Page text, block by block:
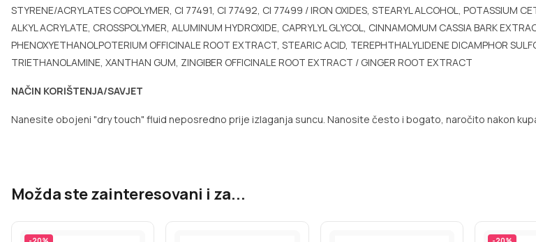
STYRENE/ACRYLATES COPOLYMER, CI 77491, CI 77492, CI 77499 / IRON OXIDES, STEARYL ALCOHOL, POTASSIUM
ALKYL ACRYLATE, CROSSPOLYMER, ALUMINUM HYDROXIDE, CAPRYLYL GLYCOL, CINNAMOMUM CASSIA BARK
PHENOXYETHANOLPOTERIUM OFFICINALE ROOT EXTRACT, STEARIC ACID, TEREPHTHALYLIDENE DICAMPHOR
TRIETHANOLAMINE, XANTHAN GUM, ZINGIBER OFFICINALE ROOT EXTRACT / GINGER ROOT EXTRACT
NAČIN KORIŠTENJA/SAVJET
Nanesite obojeni "dry touch" fluid neposredno prije izlaganja suncu. Nanosite često i bogato, naročito nakon
Možda ste zainteresovani i za...